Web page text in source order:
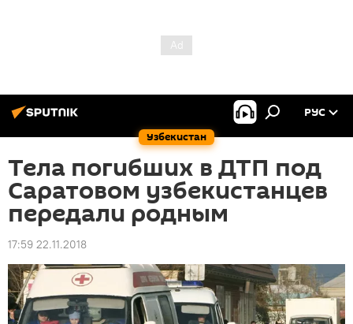
Узбекистан
РУС
Тела погибших в ДТП под
Саратовом узбекистанцев
передали родным
17:59 22.11.2018